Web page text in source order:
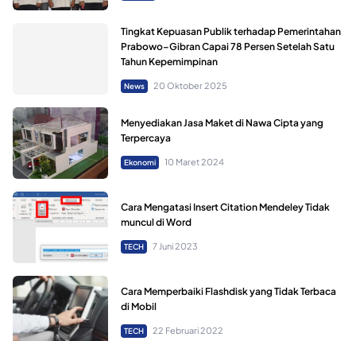
Tingkat Kepuasan Publik terhadap Pemerintahan
Prabowo–Gibran Capai 78 Persen Setelah Satu
Tahun Kepemimpinan
News 20 Oktober 2025
Menyediakan Jasa Maket di Nawa Cipta yang
Terpercaya
Ekonomi 10 Maret 2024
Cara Mengatasi Insert Citation Mendeley Tidak
muncul di Word
TECH 7 Juni 2023
Cara Memperbaiki Flashdisk yang Tidak Terbaca
di Mobil
TECH 22 Februari 2022